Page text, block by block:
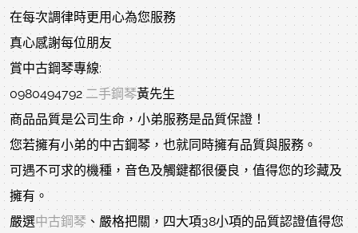
在每次調律時更用心為您服務
真心感謝每位朋友
賞中古鋼琴專線:
0980494792二手鋼琴黃先生
商品品質是公司生命，小弟服務是品質保證！
您若擁有小弟的中古鋼琴，也就同時擁有品質與服務。
可遇不可求的機種，音色及觸鍵都很優良，值得您的珍藏及
擁有。
嚴選中古鋼琴 、嚴格把關，四大項38小項的品質認證值得您